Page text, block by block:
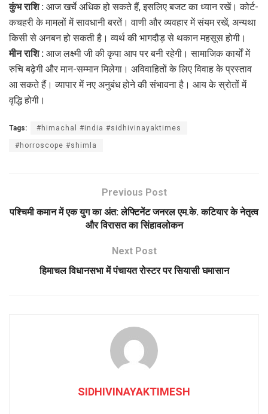
कुंभ राशि : आज खर्चे अधिक हो सकते हैं, इसलिए बजट का ध्यान रखें। कोर्ट-
कचहरी के मामलों में सावधानी बरतें। वाणी और व्यवहार में संयम रखें, अन्यथा
किसी से अनबन हो सकती है। व्यर्थ की भागदौड़ से थकान महसूस होगी।
मीन राशि : आज लक्ष्मी जी की कृपा आप पर बनी रहेगी। सामाजिक कार्यों में
रुचि बढ़ेगी और मान-सम्मान मिलेगा। अविवाहितों के लिए विवाह के प्रस्ताव
आ सकते हैं। व्यापार में नए अनुबंध होने की संभावना है। आय के स्रोतों में
वृद्धि होगी।
Tags: #himachal #india #sidhivinayaktimes
#horroscope #shimla
Previous Post
पश्चिमी कमान में एक युग का अंत: लेफ्टिनेंट जनरल एम.के. कटियार के नेतृत्व
और विरासत का सिंहावलोकन
Next Post
हिमाचल विधानसभा में पंचायत रोस्टर पर सियासी घमासान
SIDHIVINAYAKTIMESH